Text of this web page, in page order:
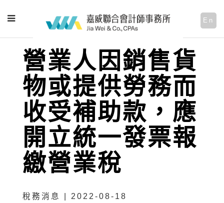
En
營業人因銷售貨
物或提供勞務而
收受補助款，應
開立統一發票報
繳營業稅
稅務消息 | 2022-08-18